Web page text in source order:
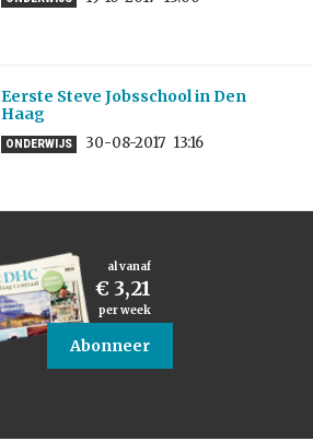
Eerste Steve Jobsschool in Den
Haag
ONDERWIJS 30-08-2017 13:16
al vanaf
€ 3,21
per week
Abonneer